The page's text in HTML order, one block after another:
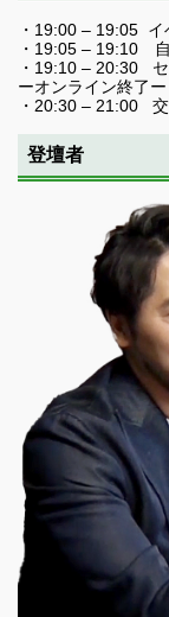
・19:00 – 19:05
・19:05 – 19:10
・19:10 – 20:30
ーオンライン終了ー
・20:30 – 21:00
登壇者